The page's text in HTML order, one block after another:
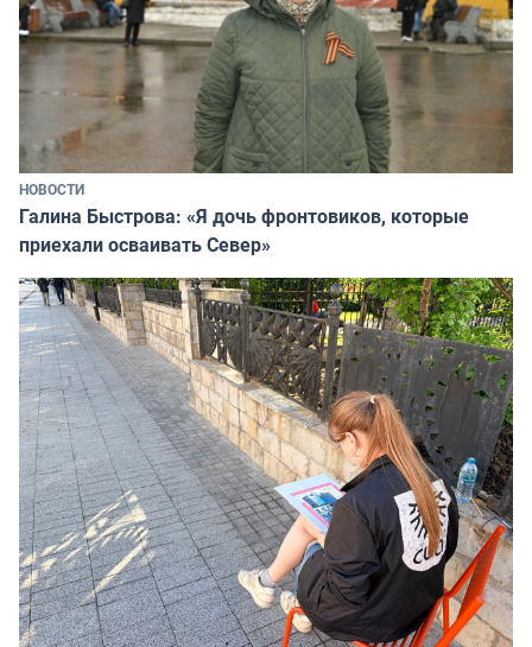
НОВОСТИ
Галина Быстрова: «Я дочь фронтовиков, которые
приехали осваивать Север»